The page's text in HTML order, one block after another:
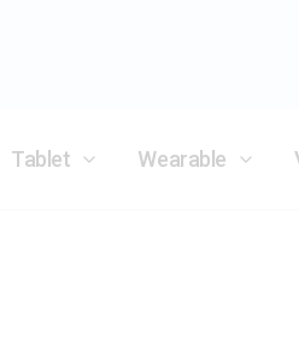
Tablet Wearable